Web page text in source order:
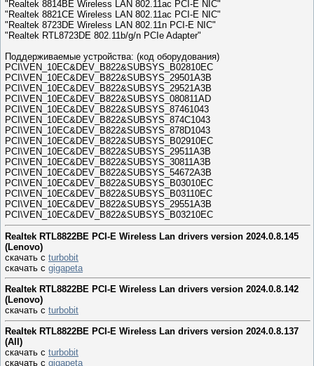
"Realtek 8814BE Wireless LAN 802.11ac PCI-E NIC"
"Realtek 8821CE Wireless LAN 802.11ac PCI-E NIC"
"Realtek 8723DE Wireless LAN 802.11n PCI-E NIC"
"Realtek RTL8723DE 802.11b/g/n PCIe Adapter"
Поддерживаемые устройства: (код оборудования)
PCI\VEN_10EC&DEV_B822&SUBSYS_B02810EC
PCI\VEN_10EC&DEV_B822&SUBSYS_29501A3B
PCI\VEN_10EC&DEV_B822&SUBSYS_29521A3B
PCI\VEN_10EC&DEV_B822&SUBSYS_080811AD
PCI\VEN_10EC&DEV_B822&SUBSYS_87461043
PCI\VEN_10EC&DEV_B822&SUBSYS_874C1043
PCI\VEN_10EC&DEV_B822&SUBSYS_878D1043
PCI\VEN_10EC&DEV_B822&SUBSYS_B02910EC
PCI\VEN_10EC&DEV_B822&SUBSYS_29511A3B
PCI\VEN_10EC&DEV_B822&SUBSYS_30811A3B
PCI\VEN_10EC&DEV_B822&SUBSYS_54672A3B
PCI\VEN_10EC&DEV_B822&SUBSYS_B03010EC
PCI\VEN_10EC&DEV_B822&SUBSYS_B03110EC
PCI\VEN_10EC&DEV_B822&SUBSYS_29551A3B
PCI\VEN_10EC&DEV_B822&SUBSYS_B03210EC
Realtek RTL8822BE PCI-E Wireless Lan drivers version 2024.0.8.145
(Lenovo)
скачать с turbobit
скачать с gigapeta
Realtek RTL8822BE PCI-E Wireless Lan drivers version 2024.0.8.142
(Lenovo)
скачать с turbobit
Realtek RTL8822BE PCI-E Wireless Lan drivers version 2024.0.8.137
(All)
скачать с turbobit
скачать с gigapeta